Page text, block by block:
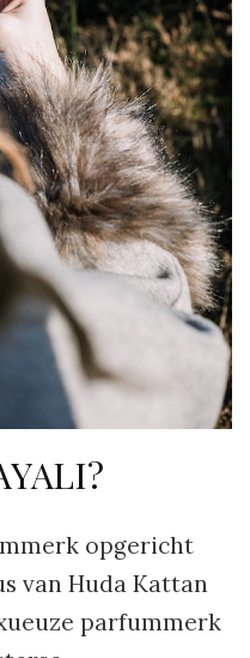
opgericht
van Huda Kattan
parfummerk